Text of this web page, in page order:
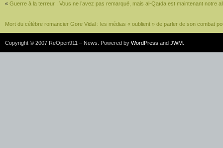
« Guerre à la terreur : Vous ne l’avez pas remarqué, mais al-Qaïda est maintenant notre
Mort du célèbre romancier Gore Vidal : les médias « oublient » de parler de son combat
Copyright © 2007 ReOpen911 – News. Powered by WordPress and JWM